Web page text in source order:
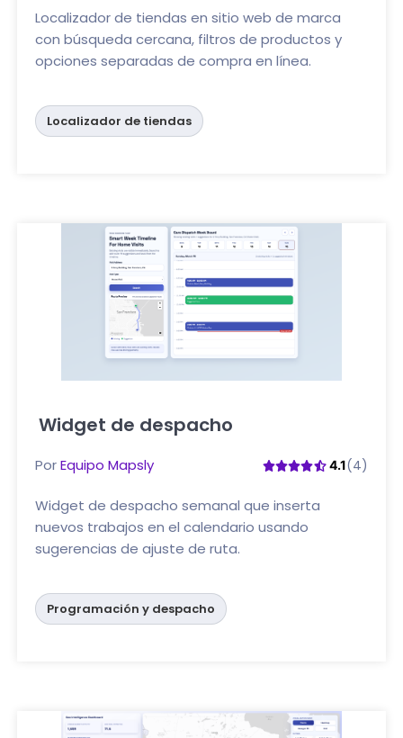
Localizador de tiendas en sitio web de marca
con búsqueda cercana, filtros de productos y
opciones separadas de compra en línea.
Localizador de tiendas
Widget de despacho
PorEquipo Mapsly 4.1(4)
Widget de despacho semanal que inserta
nuevos trabajos en el calendario usando
sugerencias de ajuste de ruta.
Programación y despacho